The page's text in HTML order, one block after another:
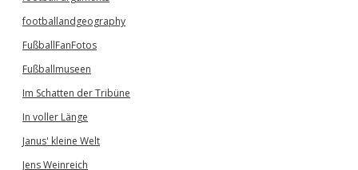
footballandgeography
FußballFanFotos
Fußballmuseen
Im Schatten der Tribüne
In voller Länge
Janus' kleine Welt
Jens Weinreich